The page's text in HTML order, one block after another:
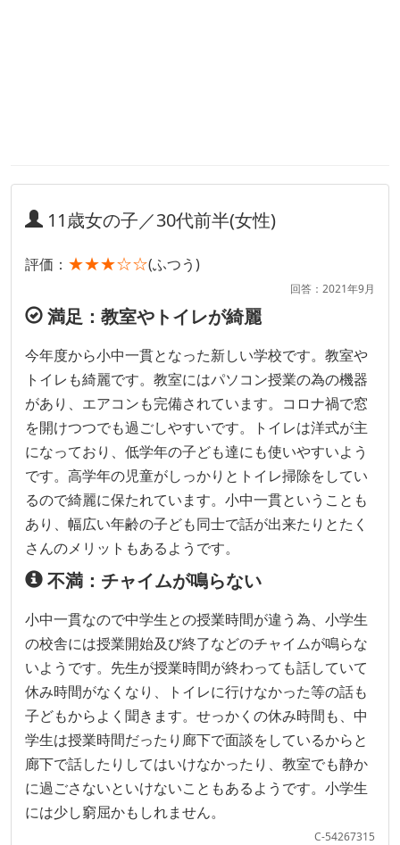
11歳女の子／30代前半(女性)
評価： ★★★☆☆(ふつう)
回答：2021年9月
満足：教室やトイレが綺麗
今年度から小中一貫となった新しい学校です。教室や
トイレも綺麗です。教室にはパソコン授業の為の機器
があり、エアコンも完備されています。コロナ禍で窓
を開けつつでも過ごしやすいです。トイレは洋式が主
になっており、低学年の子ども達にも使いやすいよう
です。高学年の児童がしっかりとトイレ掃除をしてい
るので綺麗に保たれています。小中一貫ということも
あり、幅広い年齢の子ども同士で話が出来たりとたく
さんのメリットもあるようです。
不満：チャイムが鳴らない
小中一貫なので中学生との授業時間が違う為、小学生
の校舎には授業開始及び終了などのチャイムが鳴らな
いようです。先生が授業時間が終わっても話していて
休み時間がなくなり、トイレに行けなかった等の話も
子どもからよく聞きます。せっかくの休み時間も、中
学生は授業時間だったり廊下で面談をしているからと
廊下で話したりしてはいけなかったり、教室でも静か
に過ごさないといけないこともあるようです。小学生
には少し窮屈かもしれません。
C-54267315